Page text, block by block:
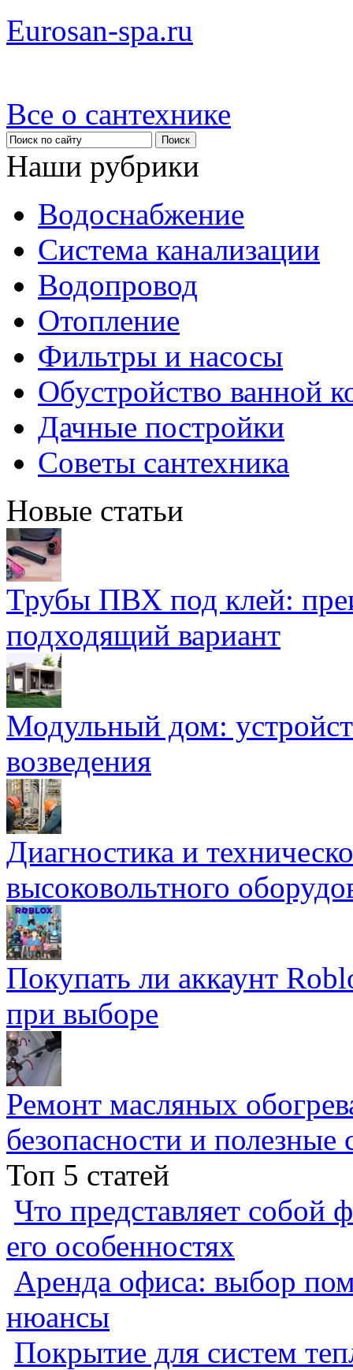
Eurosan-spa.ru
Все о сантехнике
Наши рубрики
Водоснабжение
Система канализации
Водопровод
Отопление
Фильтры и насосы
Обустройство ванной
Дачные постройки
Советы сантехника
Новые статьи
Трубы ПВХ под клей:
подходящий вариант
Модульный дом:
возведения
Диагностика и
высоковольтного
Покупать ли аккаунт
при выборе
Ремонт масляных
безопасности и полезные
Топ 5 статей
Что представляет собой
его особенностях
Аренда офиса: выбор
нюансы
Покрытие для систем